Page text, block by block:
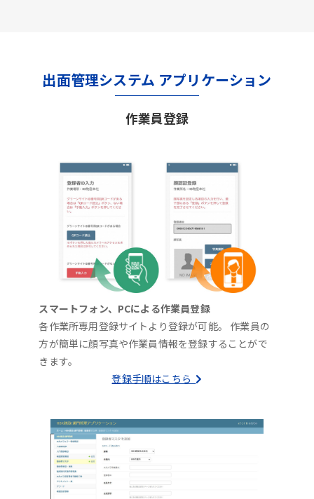
出面管理システム アプリケーション
作業員登録
スマートフォン、PCによる作業員登録
各作業所専用登録サイトより登録が可能。 作業員の
方が簡単に顔写真や作業員情報を登録することがで
きます。
登録手順はこちら